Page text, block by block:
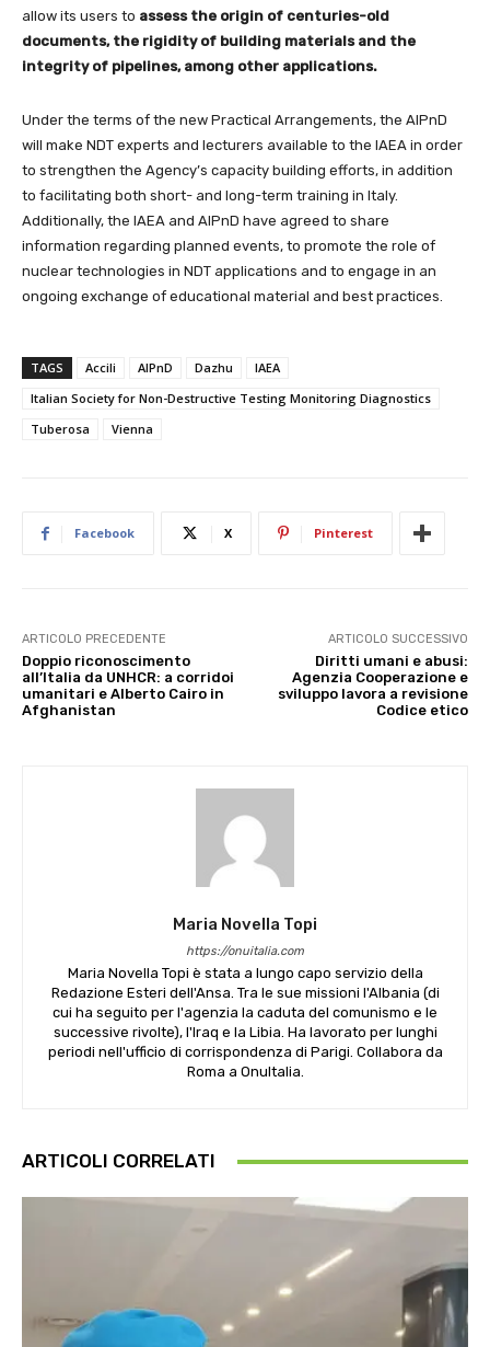
allow its users to assess the origin of centuries-old
documents, the rigidity of building materials and the
integrity of pipelines, among other applications.
Under the terms of the new Practical Arrangements, the AIPnD
will make NDT experts and lecturers available to the IAEA in order
to strengthen the Agency’s capacity building efforts, in addition
to facilitating both short- and long-term training in Italy.
Additionally, the IAEA and AIPnD have agreed to share
information regarding planned events, to promote the role of
nuclear technologies in NDT applications and to engage in an
ongoing exchange of educational material and best practices.
TAGS Accili AIPnD Dazhu
IAEA
Italian Society for Non-Destructive Testing Monitoring Diagnostics
Tuberosa
Vienna
Facebook X Pinterest
ARTICOLO PRECEDENTE
Doppio riconoscimento
all’Italia da UNHCR: a corridoi
umanitari e Alberto Cairo in
Afghanistan
ARTICOLO SUCCESSIVO
Diritti umani e abusi:
Agenzia Cooperazione e
sviluppo lavora a revisione
Codice etico
Maria Novella Topi
https://onuitalia.com
Maria Novella Topi è stata a lungo capo servizio della
Redazione Esteri dell'Ansa. Tra le sue missioni l'Albania (di
cui ha seguito per l'agenzia la caduta del comunismo e le
successive rivolte), l'Iraq e la Libia. Ha lavorato per lunghi
periodi nell'ufficio di corrispondenza di Parigi. Collabora da
Roma a OnuItalia.
ARTICOLI CORRELATI